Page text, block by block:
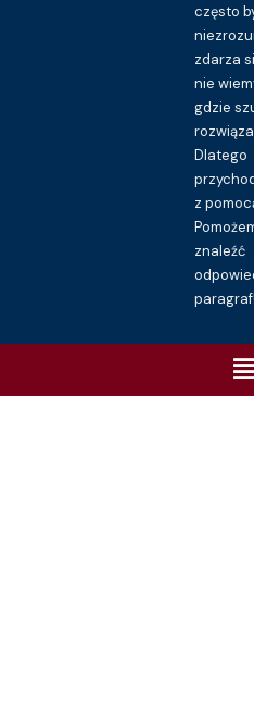
często
zdarza
nie
gdzie
Dlatego
z
znaleźć
paragraf!